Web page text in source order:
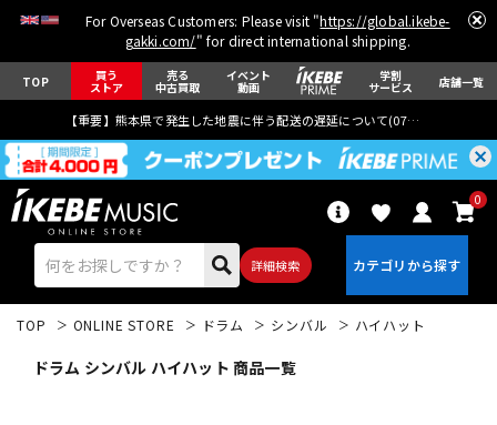
For Overseas Customers: Please visit "https://global.ikebe-
gakki.com/" for direct international shipping.
TOP 買う
ストア
売る
中古買取
イベント
動画
学割
サービス 店舗一覧
【重要】熊本県で発生した地震に伴う配送の遅延について(07月29日
詳細検索
0
TOP ONLINE STORE ドラム シンバル ハイハット
ドラム シンバル ハイハット 商品一覧